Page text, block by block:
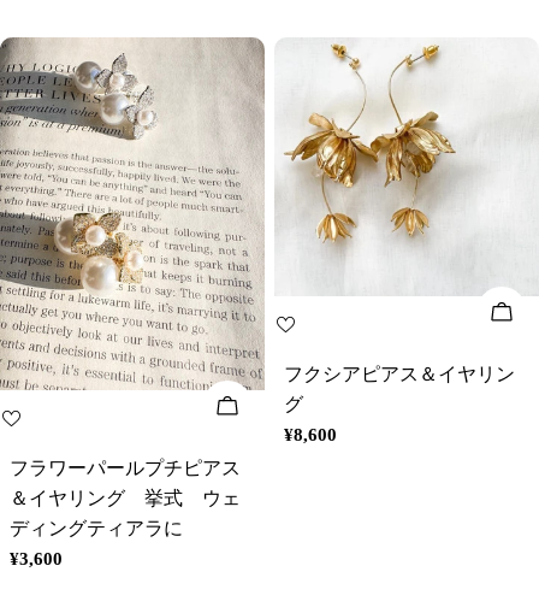
オプションを選択してください
フラワーパールプチピアス
＆イヤリング 挙式 ウェ
ディングティアラに
通
¥3,600
オ
フクシアピアス＆イヤリン
グ
通
¥8,600